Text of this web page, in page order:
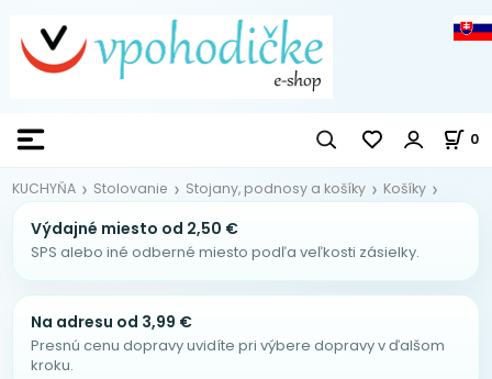
0
KUCHYŇA Stolovanie Stojany, podnosy a košíky Košíky
Výdajné miesto od 2,50 €
SPS alebo iné odberné miesto podľa veľkosti zásielky.
Na adresu od 3,99 €
Presnú cenu dopravy uvidíte pri výbere dopravy v ďalšom
kroku.